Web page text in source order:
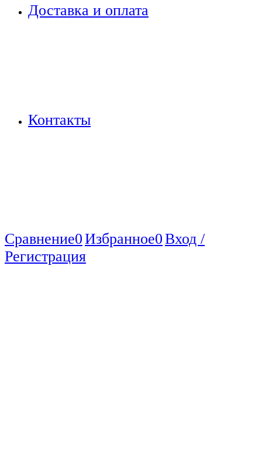
Доставка и оплата
Контакты
Сравнение0Избранное0Вход /
Регистрация